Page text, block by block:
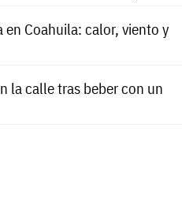
Coahuila: calor, viento y
la calle tras beber con un